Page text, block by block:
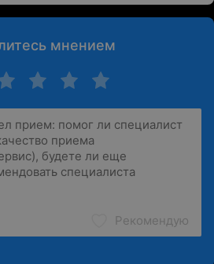
мнением
Рекомендую